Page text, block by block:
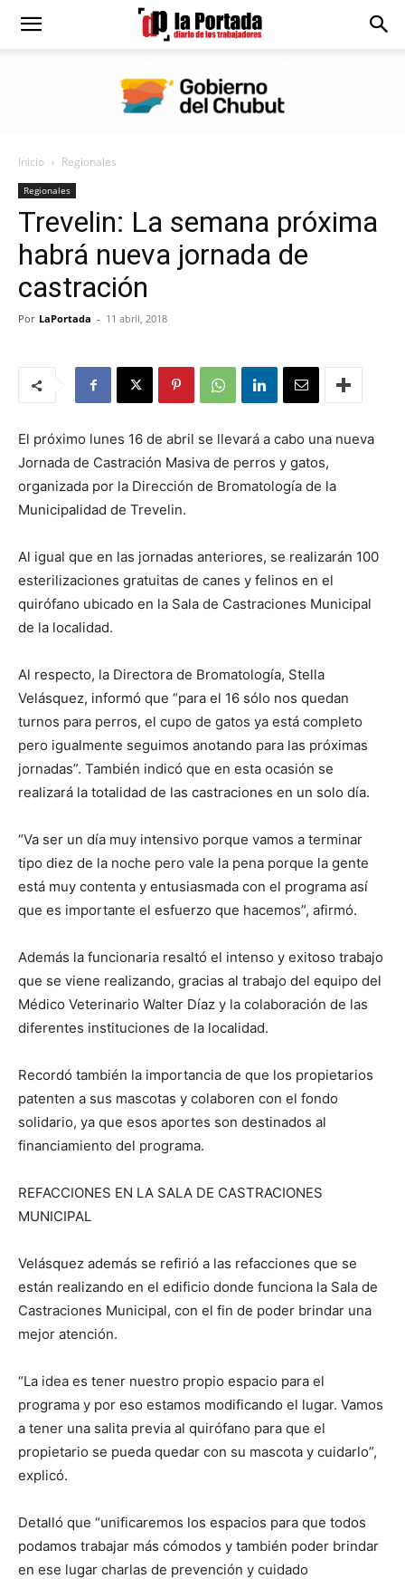
Diario
Portada
Inicio Regionales
Regionales
Trevelin: La semana próxima
habrá nueva jornada de
castración
Por LaPortada - 11 abril, 2018
El próximo lunes 16 de abril se llevará a cabo una nueva
Jornada de Castración Masiva de perros y gatos,
organizada por la Dirección de Bromatología de la
Municipalidad de Trevelin.
Al igual que en las jornadas anteriores, se realizarán 100
esterilizaciones gratuitas de canes y felinos en el
quirófano ubicado en la Sala de Castraciones Municipal
de la localidad.
Al respecto, la Directora de Bromatología, Stella
Velásquez, informó que “para el 16 sólo nos quedan
turnos para perros, el cupo de gatos ya está completo
pero igualmente seguimos anotando para las próximas
jornadas”. También indicó que en esta ocasión se
realizará la totalidad de las castraciones en un solo día.
“Va ser un día muy intensivo porque vamos a terminar
tipo diez de la noche pero vale la pena porque la gente
está muy contenta y entusiasmada con el programa así
que es importante el esfuerzo que hacemos”, afirmó.
Además la funcionaria resaltó el intenso y exitoso trabajo
que se viene realizando, gracias al trabajo del equipo del
Médico Veterinario Walter Díaz y la colaboración de las
diferentes instituciones de la localidad.
Recordó también la importancia de que los propietarios
patenten a sus mascotas y colaboren con el fondo
solidario, ya que esos aportes son destinados al
financiamiento del programa.
REFACCIONES EN LA SALA DE CASTRACIONES
MUNICIPAL
Velásquez además se refirió a las refacciones que se
están realizando en el edificio donde funciona la Sala de
Castraciones Municipal, con el fin de poder brindar una
mejor atención.
“La idea es tener nuestro propio espacio para el
programa y por eso estamos modificando el lugar. Vamos
a tener una salita previa al quirófano para que el
propietario se pueda quedar con su mascota y cuidarlo”,
explicó.
Detalló que “unificaremos los espacios para que todos
podamos trabajar más cómodos y también poder brindar
en ese lugar charlas de prevención y cuidado